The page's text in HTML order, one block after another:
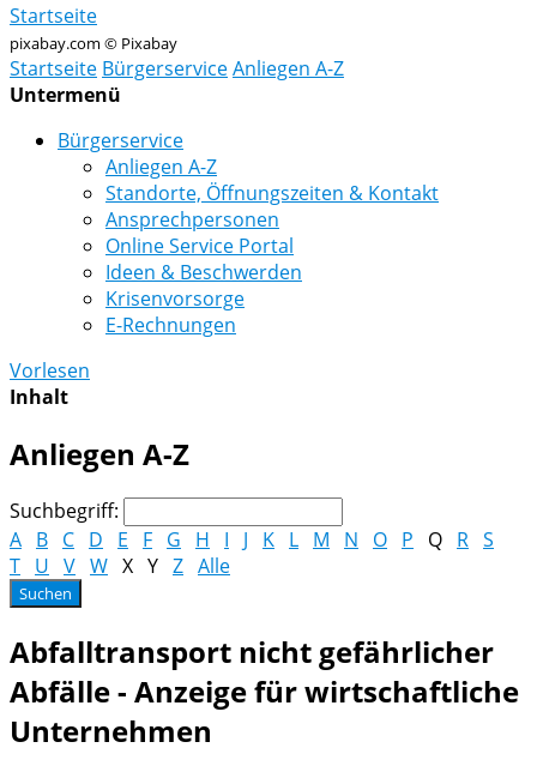
Startseite
pixabay.com © Pixabay
Startseite BürgerserviceAnliegen A-Z
Untermenü
Bürgerservice
Anliegen A-Z
Standorte, Öffnungszeiten & Kontakt
Ansprechpersonen
Online Service Portal
Ideen & Beschwerden
Krisenvorsorge
E-Rechnungen
Vorlesen
Inhalt
Anliegen A-Z
Suchbegriff:
A B C D E F G H I J K L M N O P Q R S
T U V W X Y Z Alle
Abfalltransport nicht gefährlicher
Abfälle - Anzeige für wirtschaftliche
Unternehmen